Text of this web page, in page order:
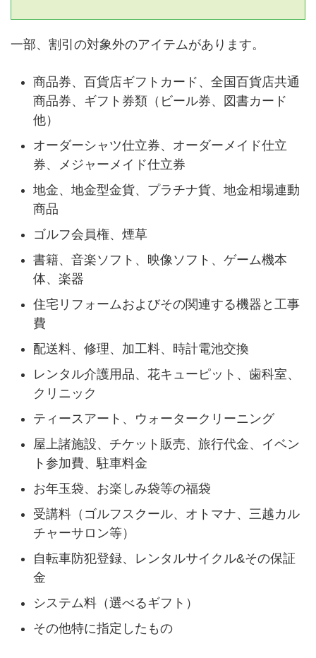
一部、割引の対象外のアイテムがあります。
商品券、百貨店ギフトカード、全国百貨店共通
商品券、ギフト券類（ビール券、図書カード
他）
オーダーシャツ仕立券、オーダーメイド仕立
券、メジャーメイド仕立券
地金、地金型金貨、プラチナ貨、地金相場連動
商品
ゴルフ会員権、煙草
書籍、音楽ソフト、映像ソフト、ゲーム機本
体、楽器
住宅リフォームおよびその関連する機器と工事
費
配送料、修理、加工料、時計電池交換
レンタル介護用品、花キューピット、歯科室、
クリニック
ティースアート、ウォータークリーニング
屋上諸施設、チケット販売、旅行代金、イベン
ト参加費、駐車料金
お年玉袋、お楽しみ袋等の福袋
受講料（ゴルフスクール、オトマナ、三越カル
チャーサロン等）
自転車防犯登録、レンタルサイクル&その保証
金
システム料（選べるギフト）
その他特に指定したもの